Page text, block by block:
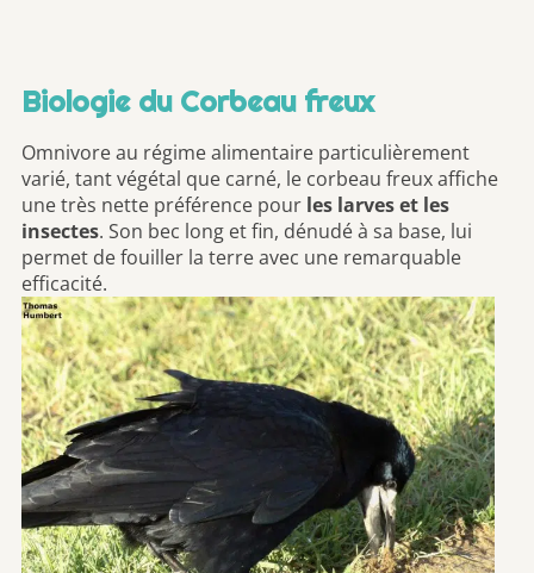
Biologie du Corbeau freux
Omnivore au régime alimentaire particulièrement
varié, tant végétal que carné, le corbeau freux affiche
une très nette préférence pour les larves et les
insectes. Son bec long et fin, dénudé à sa base, lui
permet de fouiller la terre avec une remarquable
efficacité.